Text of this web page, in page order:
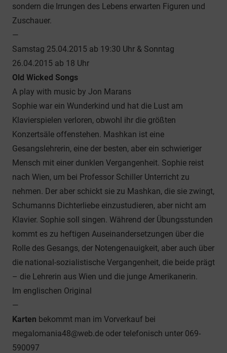
sondern die Irrungen des Lebens erwarten Figuren und
Zuschauer.
—
Samstag 25.04.2015 ab 19:30 Uhr & Sonntag
26.04.2015 ab 18 Uhr
Old Wicked Songs
A play with music by Jon Marans
Sophie war ein Wunderkind und hat die Lust am
Klavierspielen verloren, obwohl ihr die größten
Konzertsäle offenstehen. Mashkan ist eine
Gesangslehrerin, eine der besten, aber ein schwieriger
Mensch mit einer dunklen Vergangenheit. Sophie reist
nach Wien, um bei Professor Schiller Unterricht zu
nehmen. Der aber schickt sie zu Mashkan, die sie zwingt,
Schumanns Dichterliebe einzustudieren, aber nicht am
Klavier. Sophie soll singen. Während der Übungsstunden
kommt es zu heftigen Auseinandersetzungen über die
Rolle des Gesangs, der Notengenauigkeit, aber auch über
die national-sozialistische Vergangenheit, die beide prägt
– die Lehrerin aus Wien und die junge Amerikanerin.
Im englischen Original
—
Karten bekommt man im Vorverkauf bei
megalomania48@web.de oder telefonisch unter 069-
590097